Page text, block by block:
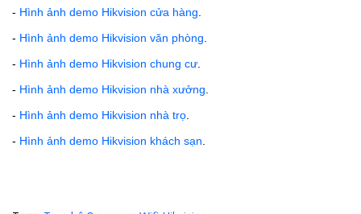
- Hình ảnh demo Hikvision cửa hàng
- Hình ảnh demo Hikvision văn phòng
- Hình ảnh demo Hikvision chung cư
- Hình ảnh demo Hikvision nhà xưởng
- Hình ảnh demo Hikvision nhà trọ
- Hình ảnh demo Hikvision khách sạn